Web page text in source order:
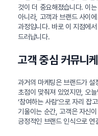
것이 더 중요해졌습니다. 이
아니라, 고객과 브랜드 사이
과정입니다. 바로 이 지점에서
드러납니다.
고객 중심 커뮤니
과거의 마케팅은 브랜드가 설
초점이 맞춰져 있었지만, 오
‘참여하는 사람’으로 자리 잡
기울이는 순간, 고객은 자신
긍정적인 브랜드 인식으로 연